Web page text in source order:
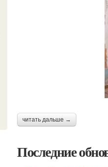
читать дальше →
Последние